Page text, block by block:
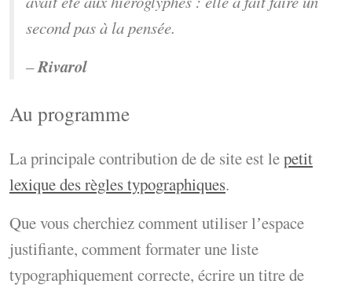
second pas à la pensée.
–Rivarol
Au programme
La principale contribution de de site est lepetit
lexique des règles typographiques.
Que vous cherchiez comment utiliser lʼespace
justifiante, comment formater une liste
typographiquement correcte, écrire un titre de